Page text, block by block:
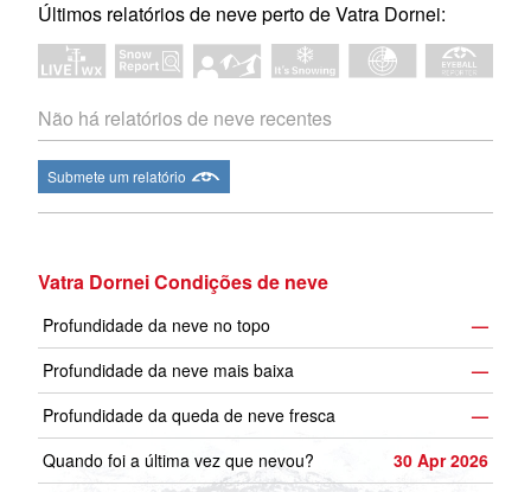
Últimos relatórios de neve perto de Vatra Dornei:
Não há relatórios de neve recentes
Submete um relatório
Vatra Dornei Condições de neve
Profundidade da neve no topo
—
Profundidade da neve mais baixa
—
Profundidade da queda de neve fresca
—
Quando foi a última vez que nevou?
30 Apr 2026